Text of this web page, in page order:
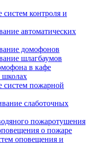
контроля и
автоматических
домофонов
шлагбаумов
в кафе
пожарной
слаботочных
пожаротушения
о пожаре
оповещения и